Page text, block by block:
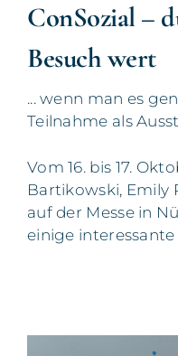
ConSozial –
Besuch wert
... wenn man es
Teilnahme als
Vom 16. bis 17.
Bartikowski, Emily
auf der Messe in
einige